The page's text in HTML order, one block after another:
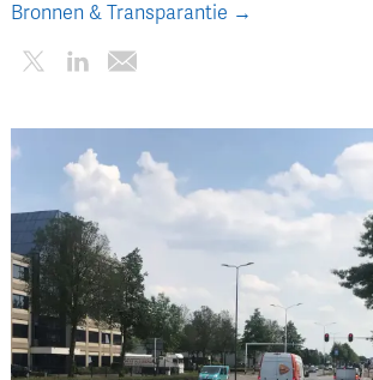
Bronnen & Transparantie →